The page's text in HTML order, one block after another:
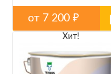
от 7 200 ₽
Хит!